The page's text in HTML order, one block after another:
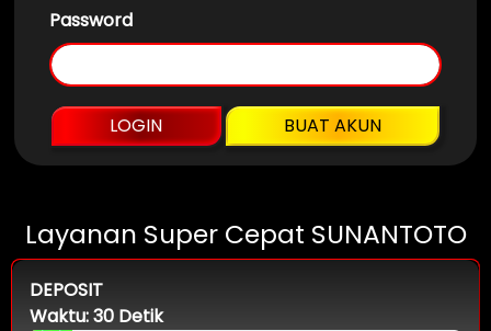
Password
LOGIN BUAT AKUN
Layanan Super Cepat SUNANTOTO
DEPOSIT
Waktu: 30 Detik